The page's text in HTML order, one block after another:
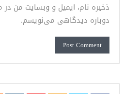
ذخیره نام، ایمیل و وبسایت من در
دوباره دیدگاهی می‌نویسم.